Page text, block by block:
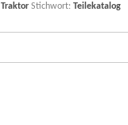
Traktor Stichwort: Teilekatalog